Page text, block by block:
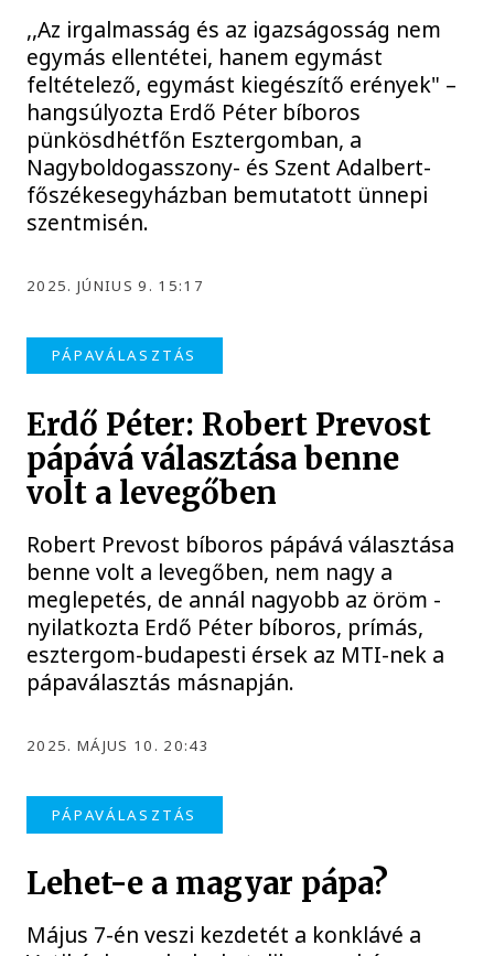
,,Az irgalmasság és az igazságosság nem
egymás ellentétei, hanem egymást
feltételező, egymást kiegészítő erények" –
hangsúlyozta Erdő Péter bíboros
pünkösdhétfőn Esztergomban, a
Nagyboldogasszony- és Szent Adalbert-
főszékesegyházban bemutatott ünnepi
szentmisén.
2025. JÚNIUS 9. 15:17
PÁPAVÁLASZTÁS
Erdő Péter: Robert Prevost
pápává választása benne
volt a levegőben
Robert Prevost bíboros pápává választása
benne volt a levegőben, nem nagy a
meglepetés, de annál nagyobb az öröm -
nyilatkozta Erdő Péter bíboros, prímás,
esztergom-budapesti érsek az MTI-nek a
pápaválasztás másnapján.
2025. MÁJUS 10. 20:43
PÁPAVÁLASZTÁS
Lehet-e a magyar pápa?
Május 7-én veszi kezdetét a konklávé a